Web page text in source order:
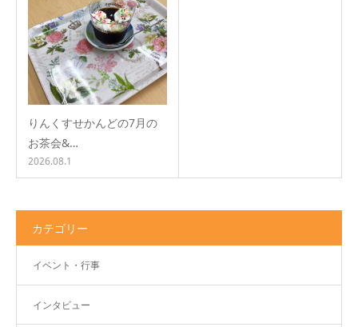
りんくすせかんどの7月の
お茶会&…
2026.08.1
カテゴリー
イベント・行事
インタビュー